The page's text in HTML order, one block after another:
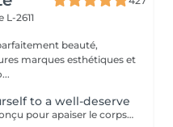
L-2611
beauté,
to a well-deserve
Massage Relaxant. Un massage conçu pour apaiser le corps et l'esprit, soulager les tensions et vous offrir un moment de pure détente pour homme et femme, Détente Musculaire : Les mouvements doux et enveloppants relâchent les tensions accumulées, offrant une sensation de légèreté et de bien-être physique. Revitalisation de l'Esprit : Un massage relaxant aide à clarifier les pensées et à retrouver une paix intérieure, indispensable pour affronter le quotidien avec sérénité. Réduction du Stress : Les massages relaxants permettent de diminuer les niveaux de stress en induisant une profonde relaxation et en équilibrant les émotions. Amélioration du Sommeil : En relaxant les muscles et en calmant l'esprit, ces massages favorisent un sommeil réparateur et de meilleure qualité. Praticiennes Qualifiées : Sont spécialisés dans les techniques de relaxation pour vous offrir une expérience relaxante. Ambiance Apaisante : Profitez d'un environnement calme idéal pour une évasion . Adapté à Tous : Que vous soyez un homme ou une femme, nos massages sont personnalisés pour répondre à vos besoins spécifiques. Accordez-vous un moment de paix et de détente car personne ne le mérite plus que vous.